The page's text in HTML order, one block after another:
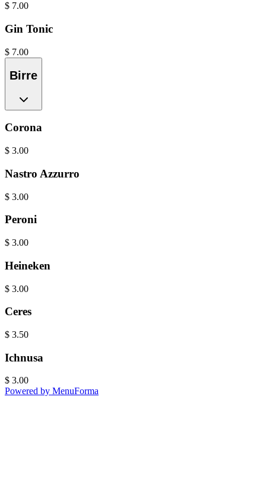
$ 7.00
Gin Tonic
$ 7.00
Birre
Corona
$ 3.00
Nastro Azzurro
$ 3.00
Peroni
$ 3.00
Heineken
$ 3.00
Ceres
$ 3.50
Ichnusa
$ 3.00
Powered by MenuForma